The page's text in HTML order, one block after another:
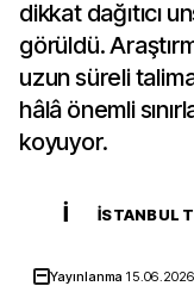
dikkat dağıtıcı
görüldü.
uzun süreli
hâlâ önemli
koyuyor.
İ İSTANBUL
Yayınlanma